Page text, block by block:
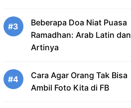
#3
Beberapa Doa Niat Puasa
Ramadhan: Arab Latin dan
Artinya
#4
Cara Agar Orang Tak Bisa
Ambil Foto Kita di FB